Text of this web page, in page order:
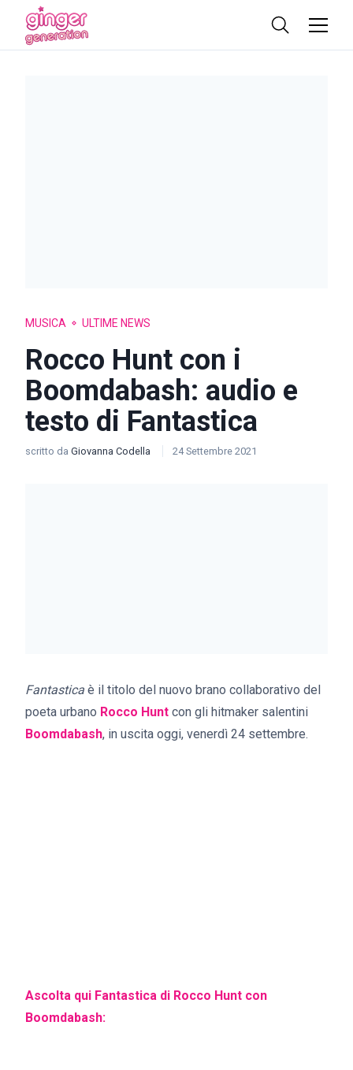
MUSICA ULTIME NEWS
Rocco Hunt con i
Boomdabash: audio e
testo di Fantastica
scritto da Giovanna Codella 24 Settembre 2021
Fantastica è il titolo del nuovo brano collaborativo del
poeta urbano Rocco Hunt con gli hitmaker salentini
Boomdabash, in uscita oggi, venerdì 24 settembre.
Ascolta qui Fantastica di Rocco Hunt con
Boomdabash: